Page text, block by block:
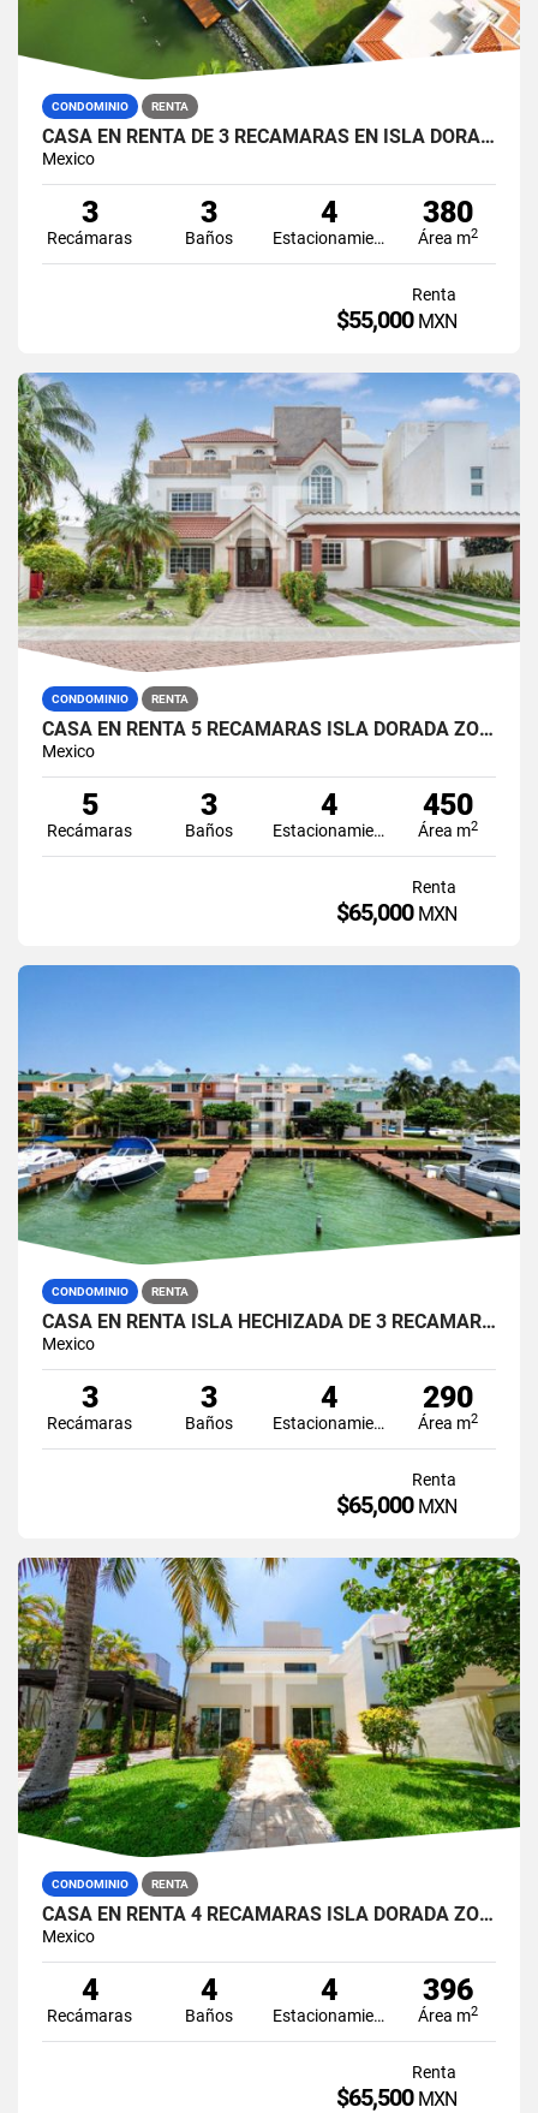
CONDOMINIO RENTA
CASA EN RENTA DE 3 RECÁMARAS EN ISLA DORADA, ZONA HOTELERA, CANCÚN
Mexico
3
Recámaras
3
Baños
4
Estacionamiento
380
Área m2
Renta
$55,000 MXN
CONDOMINIO RENTA
CASA EN RENTA 5 RECÁMARAS ISLA DORADA ZONA HOTELERA CANCÚN
Mexico
5
Recámaras
3
Baños
4
Estacionamiento
450
Área m2
Renta
$65,000 MXN
CONDOMINIO RENTA
CASA EN RENTA ISLA HECHIZADA DE 3 RECÁMARAS EN ISLA DORADA ZONA HOTELERA CANCÚN
Mexico
3
Recámaras
3
Baños
4
Estacionamiento
290
Área m2
Renta
$65,000 MXN
CONDOMINIO RENTA
CASA EN RENTA 4 RECÁMARAS ISLA DORADA ZONA HOTELERA CANCUN
Mexico
4
Recámaras
4
Baños
4
Estacionamiento
396
Área m2
Renta
$65,500 MXN